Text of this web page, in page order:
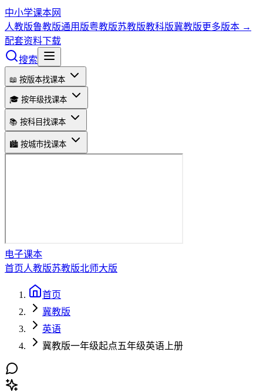
中小学课本网
人教版鲁教版通用版粤教版苏教版教科版冀教版更多版本 →
配套资料下载
搜索
📖 按版本找课本
🎓 按年级找课本
📚 按科目找课本
🏙️ 按城市找课本
电子课本
首页人教版苏教版北师大版
首页
冀教版
英语
冀教版一年级起点五年级英语上册